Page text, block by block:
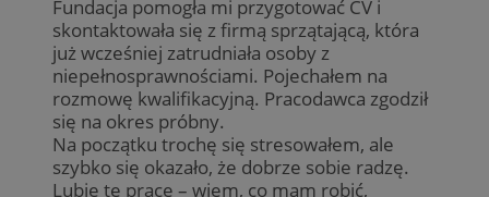
Fundacja pomogła mi przygotować CV i
skontaktowała się z firmą sprzątającą, która
już wcześniej zatrudniała osoby z
niepełnosprawnościami. Pojechałem na
rozmowę kwalifikacyjną. Pracodawca zgodził
się na okres próbny.
Na początku trochę się stresowałem, ale
szybko się okazało, że dobrze sobie radzę.
Lubię tę pracę – wiem, co mam robić,